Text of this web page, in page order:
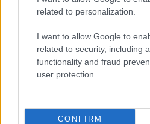
related to personalization.
I want to allow Google to
related to security, including
functionality and fraud
user protection.
CONFIRM
Δείτε Περισσότερα
Γενικές Ειδήσεις